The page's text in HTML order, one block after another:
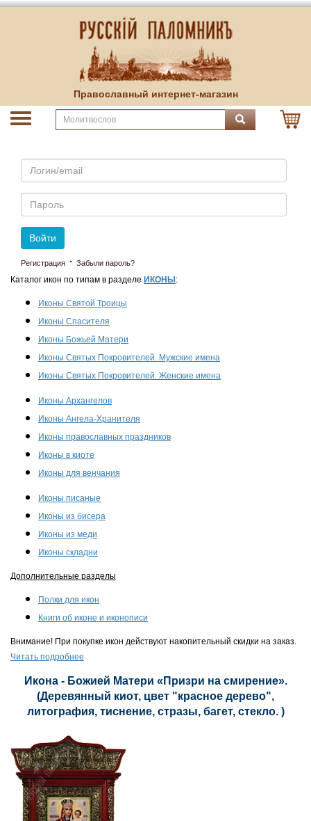
Православный интернет-магазин
Email
Пароль
Войти
Регистрация · Забыли пароль?
Каталог икон по типам в разделе ИКОНЫ :
Иконы Святой Троицы
Иконы Спасителя
Иконы Божьей Матери
Иконы Святых Покровителей. Мужские имена
Иконы Святых Покровителей. Женские имена
Иконы Архангелов
Иконы Ангела-Хранителя
Иконы православных праздников
Иконы в киоте
Иконы для венчания
Иконы писаные
Иконы из бисера
Иконы из меди
Иконы складни
Дополнительные разделы
Полки для икон
Книги об иконе и иконописи
Внимание! При покупке икон действуют накопительный скидки на заказ.
Читать подробнее
Икона - Божией Матери «Призри на смирение».
(Деревянный киот, цвет "красное дерево",
литография, тиснение, стразы, багет, стекло. )